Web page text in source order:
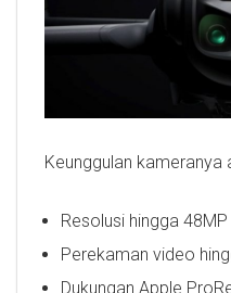
Keunggulan kameranya
Resolusi hingga
Perekaman video
Dukungan Apple